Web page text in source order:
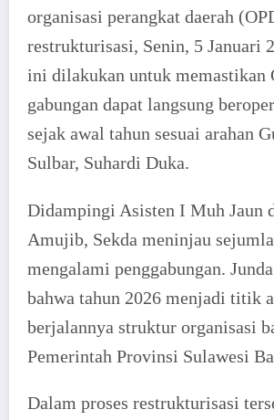
organisasi perangkat daerah
restrukturisasi, Senin, 5 Januari
ini dilakukan untuk memastikan
gabungan dapat langsung
sejak awal tahun sesuai arahan
Sulbar, Suhardi Duka.
Didampingi Asisten I Muh Jaun
Amujib, Sekda meninjau
mengalami penggabungan.
bahwa tahun 2026 menjadi titik
berjalannya struktur organisasi
Pemerintah Provinsi Sulawesi
Dalam proses restrukturisasi